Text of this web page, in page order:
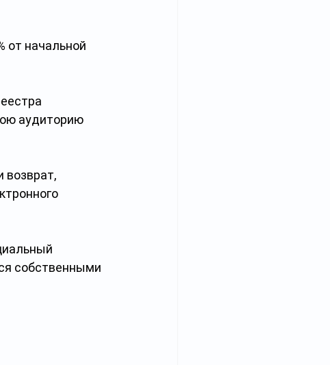
от начальной
аудиторию
возврат,
собственными